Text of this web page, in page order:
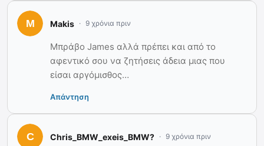
Makis 9 χρόνια πριν
Μπράβο James αλλά πρέπει και από το
αφεντικό σου να ζητήσεις άδεια μιας που
είσαι αργόμισθος…
Απάντηση
Chris_BMW_exeis_BMW? 9 χρόνια πριν